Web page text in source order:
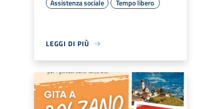
Assistenza sociale Tempo libero
LEGGI DI PIÙ